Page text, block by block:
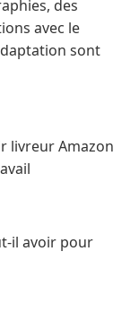
des
avec le
sont
livreur Amazon
il avoir pour